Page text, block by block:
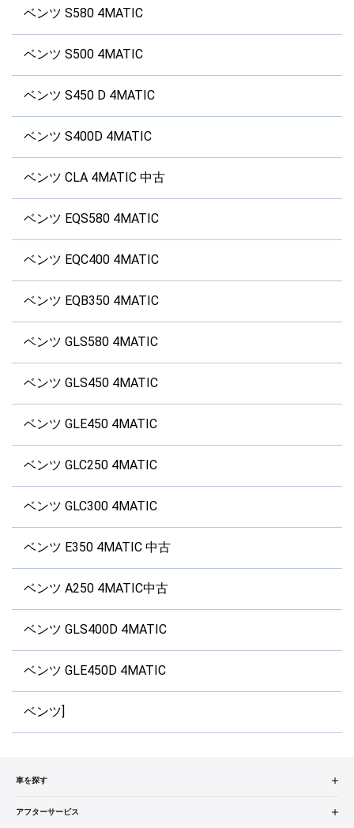
ベンツ S580 4MATIC
ベンツ S500 4MATIC
ベンツ S450 D 4MATIC
ベンツ S400D 4MATIC
ベンツ CLA 4MATIC 中古
ベンツ EQS580 4MATIC
ベンツ EQC400 4MATIC
ベンツ EQB350 4MATIC
ベンツ GLS580 4MATIC
ベンツ GLS450 4MATIC
ベンツ GLE450 4MATIC
ベンツ GLC250 4MATIC
ベンツ GLC300 4MATIC
ベンツ E350 4MATIC 中古
ベンツ A250 4MATIC中古
ベンツ GLS400D 4MATIC
ベンツ GLE450D 4MATIC
ベンツ]
車を探す
中古車検索
アフターサービス